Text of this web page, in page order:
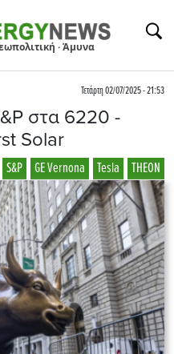
· Άμυνα
Τετάρτη 02/07/2025 - 21:53
στα 6220 -
Solar
THEON
Tesla
GE Vernona
S&P